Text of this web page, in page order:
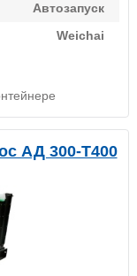
Автозапуск
Weichai
АД 300-Т400